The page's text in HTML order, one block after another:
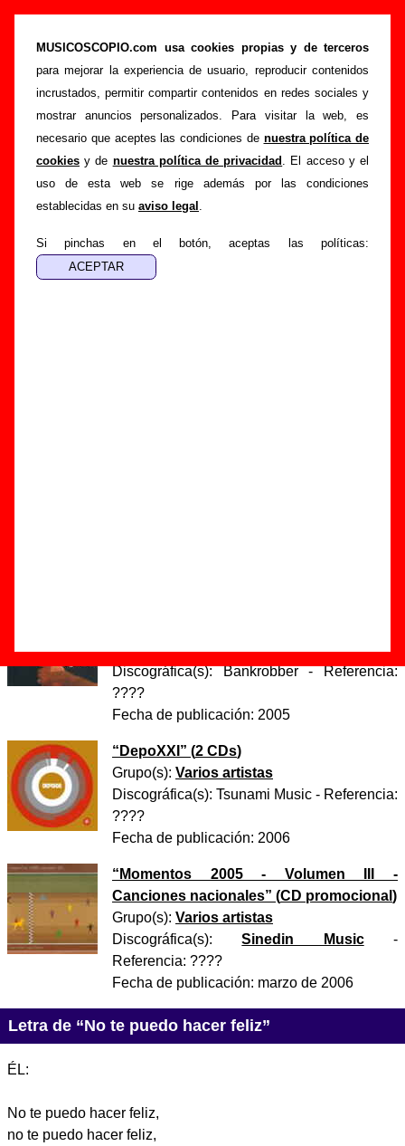
MUSICOSCOPIO.com usa cookies propias y de terceros
para mejorar la experiencia de usuario, reproducir contenidos
incrustados, permitir compartir contenidos en redes sociales y
mostrar anuncios personalizados. Para visitar la web, es
necesario que aceptes las condiciones de nuestra política de
cookies y de nuestra política de privacidad . El acceso y el
uso de esta web se rige además por las condiciones
establecidas en su aviso legal .
Si pinchas en el botón, aceptas las políticas:
“No te puedo hacer feliz”, canción de El Chico
Con La Espina En El Costado (Letra e
información)
Portada >El Chico Con La Espina En El Costado >Canciones
No te puedo hacer feliz
Esta página pretende recopilar todo tipo de información
sobre la
canción "No te puedo hacer feliz" interpretada por
El Chico Con La Espina En El Costado
autores, sobre los discos en los que está incluido este tema,
sobre la grabación del mismo, sobre versiones a cargo de
Costado
Discográfica(s):Bankrobber- Referencia:
????
Fecha de publicación: 2005
“ DepoXXI ” (2 CDs)
Grupo(s): Varios artistas
Discográfica(s): Tsunami Music - Referencia:
????
Fecha de publicación: 2006
“ Momentos 2005 - Volumen III -
Canciones nacionales” (CD promocional )
Grupo(s): Varios artistas
Discográfica(s):Sinedin Music-
Referencia: ????
Fecha de publicación: marzo de 2006
Letra de “No te puedo hacer feliz”
ÉL:
No te puedo hacer feliz,
no te puedo hacer feliz,